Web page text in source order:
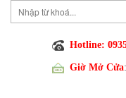
Hotline:
Giờ Mở Cửa
Chủ